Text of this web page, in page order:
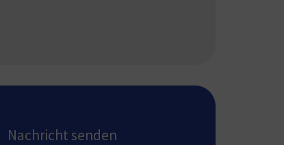
Nachricht senden